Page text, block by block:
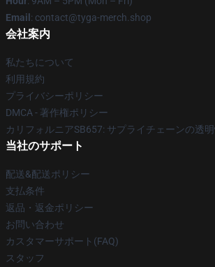
Email : contact@tyga-merch.shop
会社案内
私たちについて
利用規約
プライバシーポリシー
DMCA - 著作権ポリシー
カリフォルニアSB657: サプライチェーンの透
当社のサポート
配送&配送ポリシー
支払条件
返品・返金ポリシー
お問い合わせ
カスタマーサポート(FAQ)
スタッフ